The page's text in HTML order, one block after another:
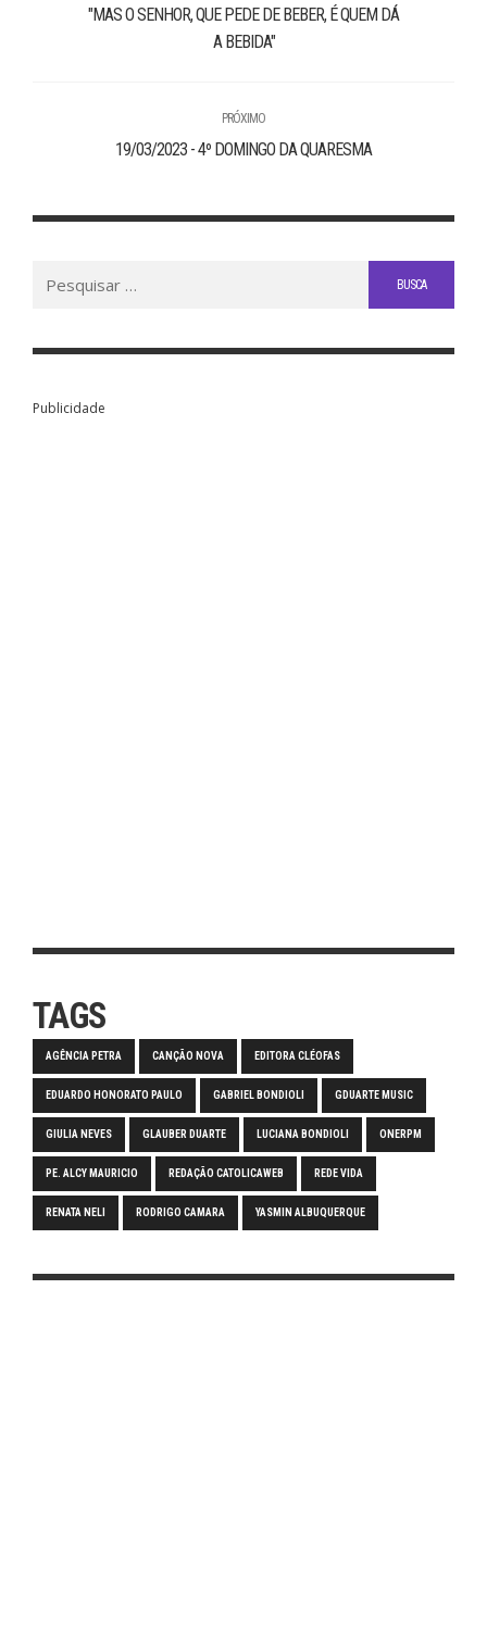
"MAS O SENHOR, QUE PEDE DE BEBER, É QUEM DÁ
A BEBIDA"
PRÓXIMO
19/03/2023 - 4º DOMINGO DA QUARESMA
Publicidade
TAGS
AGÊNCIA PETRA CANÇÃO NOVA EDITORA CLÉOFAS
EDUARDO HONORATO PAULO GABRIEL BONDIOLI GDUARTE MUSIC
GIULIA NEVES GLAUBER DUARTE LUCIANA BONDIOLI ONERPM
PE. ALCY MAURICIO REDAÇÃO CATOLICAWEB REDE VIDA
RENATA NELI RODRIGO CAMARA YASMIN ALBUQUERQUE